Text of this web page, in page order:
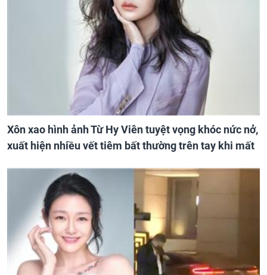
Xôn xao hình ảnh Từ Hy Viên tuyệt vọng khóc nức nở,
xuất hiện nhiều vết tiêm bất thường trên tay khi mất